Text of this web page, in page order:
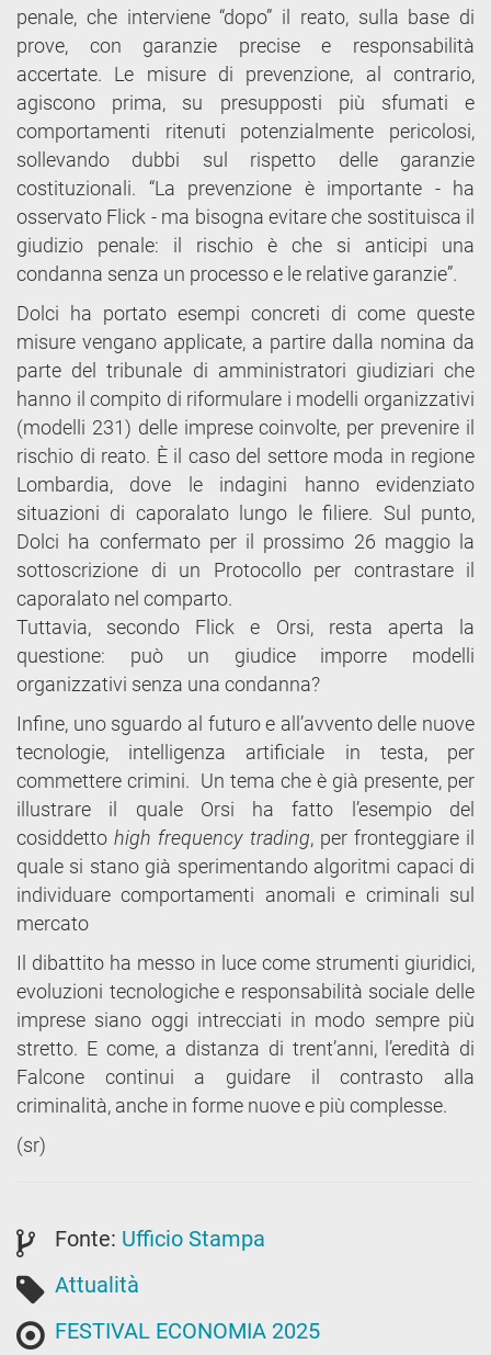
penale, che interviene “dopo” il reato, sulla base di
prove, con garanzie precise e responsabilità
accertate. Le misure di prevenzione, al contrario,
agiscono prima, su presupposti più sfumati e
comportamenti ritenuti potenzialmente pericolosi,
sollevando dubbi sul rispetto delle garanzie
costituzionali. “La prevenzione è importante - ha
osservato Flick - ma bisogna evitare che sostituisca il
giudizio penale: il rischio è che si anticipi una
condanna senza un processo e le relative garanzie”.
Dolci ha portato esempi concreti di come queste
misure vengano applicate, a partire dalla nomina da
parte del tribunale di amministratori giudiziari che
hanno il compito di riformulare i modelli organizzativi
(modelli 231) delle imprese coinvolte, per prevenire il
rischio di reato. È il caso del settore moda in regione
Lombardia, dove le indagini hanno evidenziato
situazioni di caporalato lungo le filiere. Sul punto,
Dolci ha confermato per il prossimo 26 maggio la
sottoscrizione di un Protocollo per contrastare il
caporalato nel comparto.
Tuttavia, secondo Flick e Orsi, resta aperta la
questione: può un giudice imporre modelli
organizzativi senza una condanna?
Infine, uno sguardo al futuro e all’avvento delle nuove
tecnologie, intelligenza artificiale in testa, per
commettere crimini. Un tema che è già presente, per
illustrare il quale Orsi ha fatto l’esempio del
cosiddettohigh frequency trading, per fronteggiare il
quale si stano già sperimentando algoritmi capaci di
individuare comportamenti anomali e criminali sul
mercato
Il dibattito ha messo in luce come strumenti giuridici,
evoluzioni tecnologiche e responsabilità sociale delle
imprese siano oggi intrecciati in modo sempre più
stretto. E come, a distanza di trent’anni, l’eredità di
Falcone continui a guidare il contrasto alla
criminalità, anche in forme nuove e più complesse.
(sr)
Fonte: Ufficio Stampa
Attualità
FESTIVAL ECONOMIA 2025